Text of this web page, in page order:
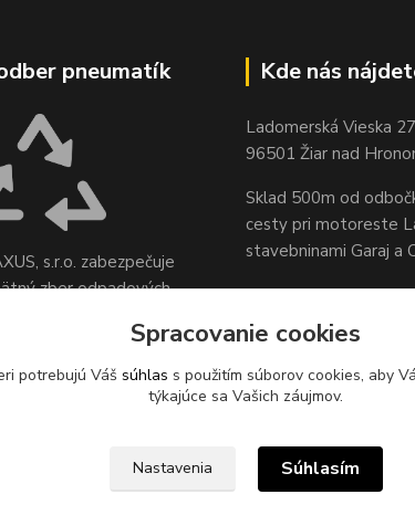
pneumatík
s.r.o. zabezpečuje
zber odpadových
78, 96621 Lovča.
Kde nás
Ladomerská Vieska
96501 Žiar nad
Sklad 500m od
cesty pri motoreste
stavebninami Garaj a
Spracovanie cookies
potrebujú Váš súhlas s použitím súborov cookies, aby
týkajúce sa Vašich záujmov.
Nastavenia Súhlasím